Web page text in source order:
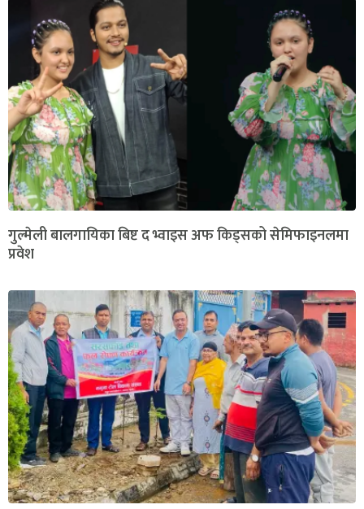
गुल्मेली बालगायिका बिष्ट द भ्वाइस अफ किड्सको सेमिफाइनलमा
प्रवेश